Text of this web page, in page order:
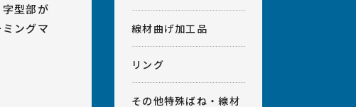
線材曲げ加工品
リング
その他特殊ばね・線材
型部が
ングマ